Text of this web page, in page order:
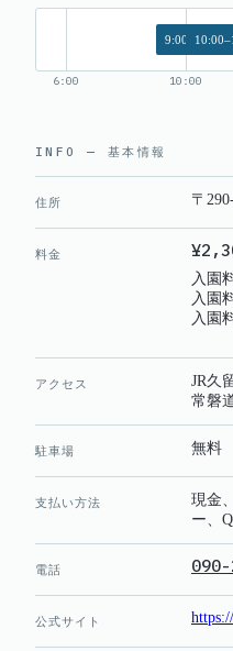
6:00 10:00
9:00–16:30
INFO — 基本情報
住所 〒
料金
入園
入園
入園
アクセス
JR久
常磐
駐車場 無料
支払い方法
現金
ー、
電話
公式サイト